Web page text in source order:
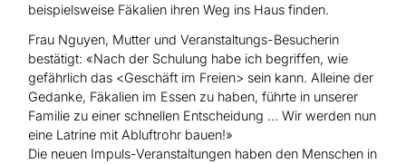
beispielsweise Fäkalien ihren Weg ins Haus finden.
Frau Nguyen, Mutter und Veranstaltungs-Besucherin
bestätigt: «Nach der Schulung habe ich begriffen, wie
gefährlich das <Geschäft im Freien> sein kann. Alleine der
Gedanke, Fäkalien im Essen zu haben, führte in unserer
Familie zu einer schnellen Entscheidung … Wir werden nun
eine Latrine mit Abluftrohr bauen!»
Die neuen Impuls-Veranstaltungen haben den Menschen in